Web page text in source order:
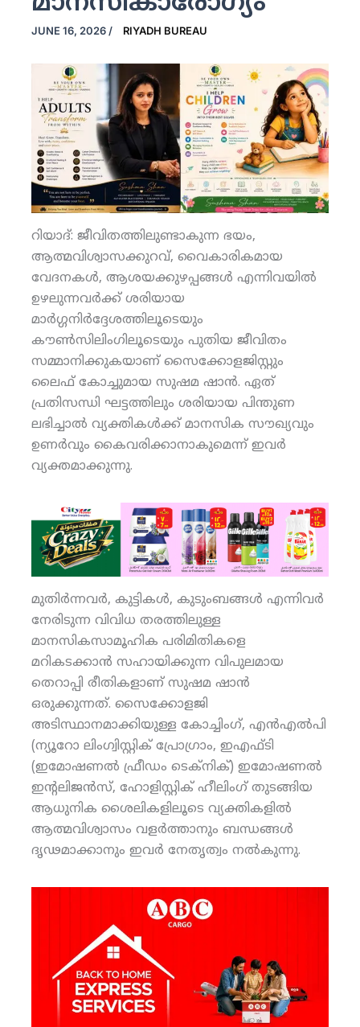
JUNE 16, 2026 / RIYADH BUREAU
റിയാദ്: ജീവിതത്തിലുണ്ടാകുന്ന ഭയം,
ആത്മവിശ്വാസക്കുറവ്, വൈകാരികമായ
വേദനകള്‍, ആശയക്കുഴപ്പങ്ങള്‍ എന്നിവയില്‍
ഉഴലുന്നവര്‍ക്ക് ശരിയായ
മാര്‍ഗ്ഗനിര്‍ദ്ദേശത്തിലൂടെയും
കൗണ്‍സിലിംഗിലൂടെയും പുതിയ ജീവിതം
സമ്മാനിക്കുകയാണ് സൈക്കോളജിസ്റ്റും
ലൈഫ് കോച്ചുമായ സുഷമ ഷാന്‍. ഏത്
പ്രതിസന്ധി ഘട്ടത്തിലും ശരിയായ പിന്തുണ
ലഭിച്ചാല്‍ വ്യക്തികള്‍ക്ക് മാനസിക സൗഖ്യവും
ഉണര്‍വും കൈവരിക്കാനാകുമെന്ന് ഇവര്‍
വ്യക്തമാക്കുന്നു.
മുതിര്‍ന്നവര്‍, കുട്ടികള്‍, കുടുംബങ്ങള്‍ എന്നിവര്‍
നേരിടുന്ന വിവിധ തരത്തിലുള്ള
മാനസികസാമൂഹിക പരിമിതികളെ
മറികടക്കാന്‍ സഹായിക്കുന്ന വിപുലമായ
തെറാപ്പി രീതികളാണ് സുഷമ ഷാന്‍
ഒരുക്കുന്നത്. സൈക്കോളജി
അടിസ്ഥാനമാക്കിയുള്ള കോച്ചിംഗ്, എന്‍എല്‍പി
(ന്യൂറോ ലിംഗ്വിസ്റ്റിക് പ്രോഗ്രാം, ഇഎഫ്ടി
(ഇമോഷണല്‍ ഫ്രീഡം ടെക്‌നിക്) ഇമോഷണല്‍
ഇന്റലിജന്‍സ്, ഹോളിസ്റ്റിക് ഹീലിംഗ് തുടങ്ങിയ
ആധുനിക ശൈലികളിലൂടെ വ്യക്തികളില്‍
ആത്മവിശ്വാസം വളര്‍ത്താനും ബന്ധങ്ങള്‍
ദൃഢമാക്കാനും ഇവര്‍ നേതൃത്വം നല്‍കുന്നു.